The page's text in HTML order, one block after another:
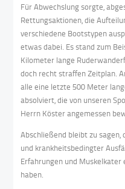
Für Abwechslung sorgte,
Rettungsaktionen, die
verschiedene Bootstypen
etwas dabei. Es stand zum
Kilometer lange
doch recht straffen Zeitplan.
alle eine letzte 500 Meter
absolviert, die von unseren
Herrn Köster angemessen
Abschließend bleibt zu
und krankheitsbedingter
Erfahrungen und
haben.